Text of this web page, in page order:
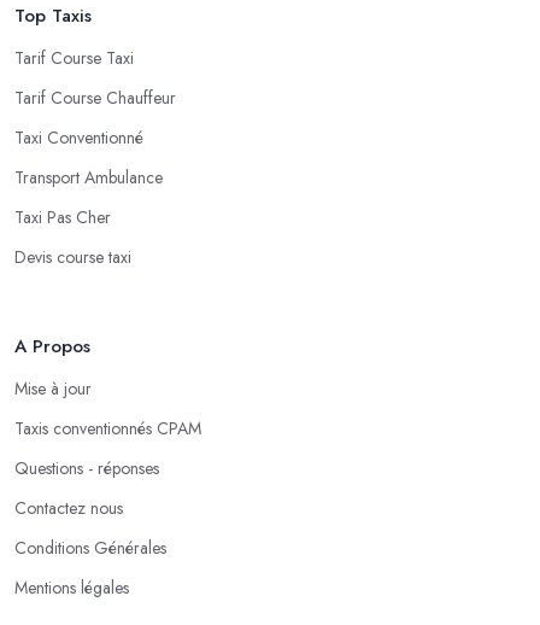
Top Taxis
Tarif Course Taxi
Tarif Course Chauffeur
Taxi Conventionné
Transport Ambulance
Taxi Pas Cher
Devis course taxi
A Propos
Mise à jour
Taxis conventionnés CPAM
Questions - réponses
Contactez nous
Conditions Générales
Mentions légales